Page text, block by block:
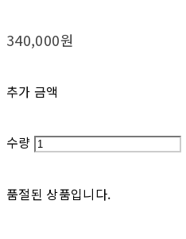
340,000원
추가 금액
수량
품절된 상품입니다.